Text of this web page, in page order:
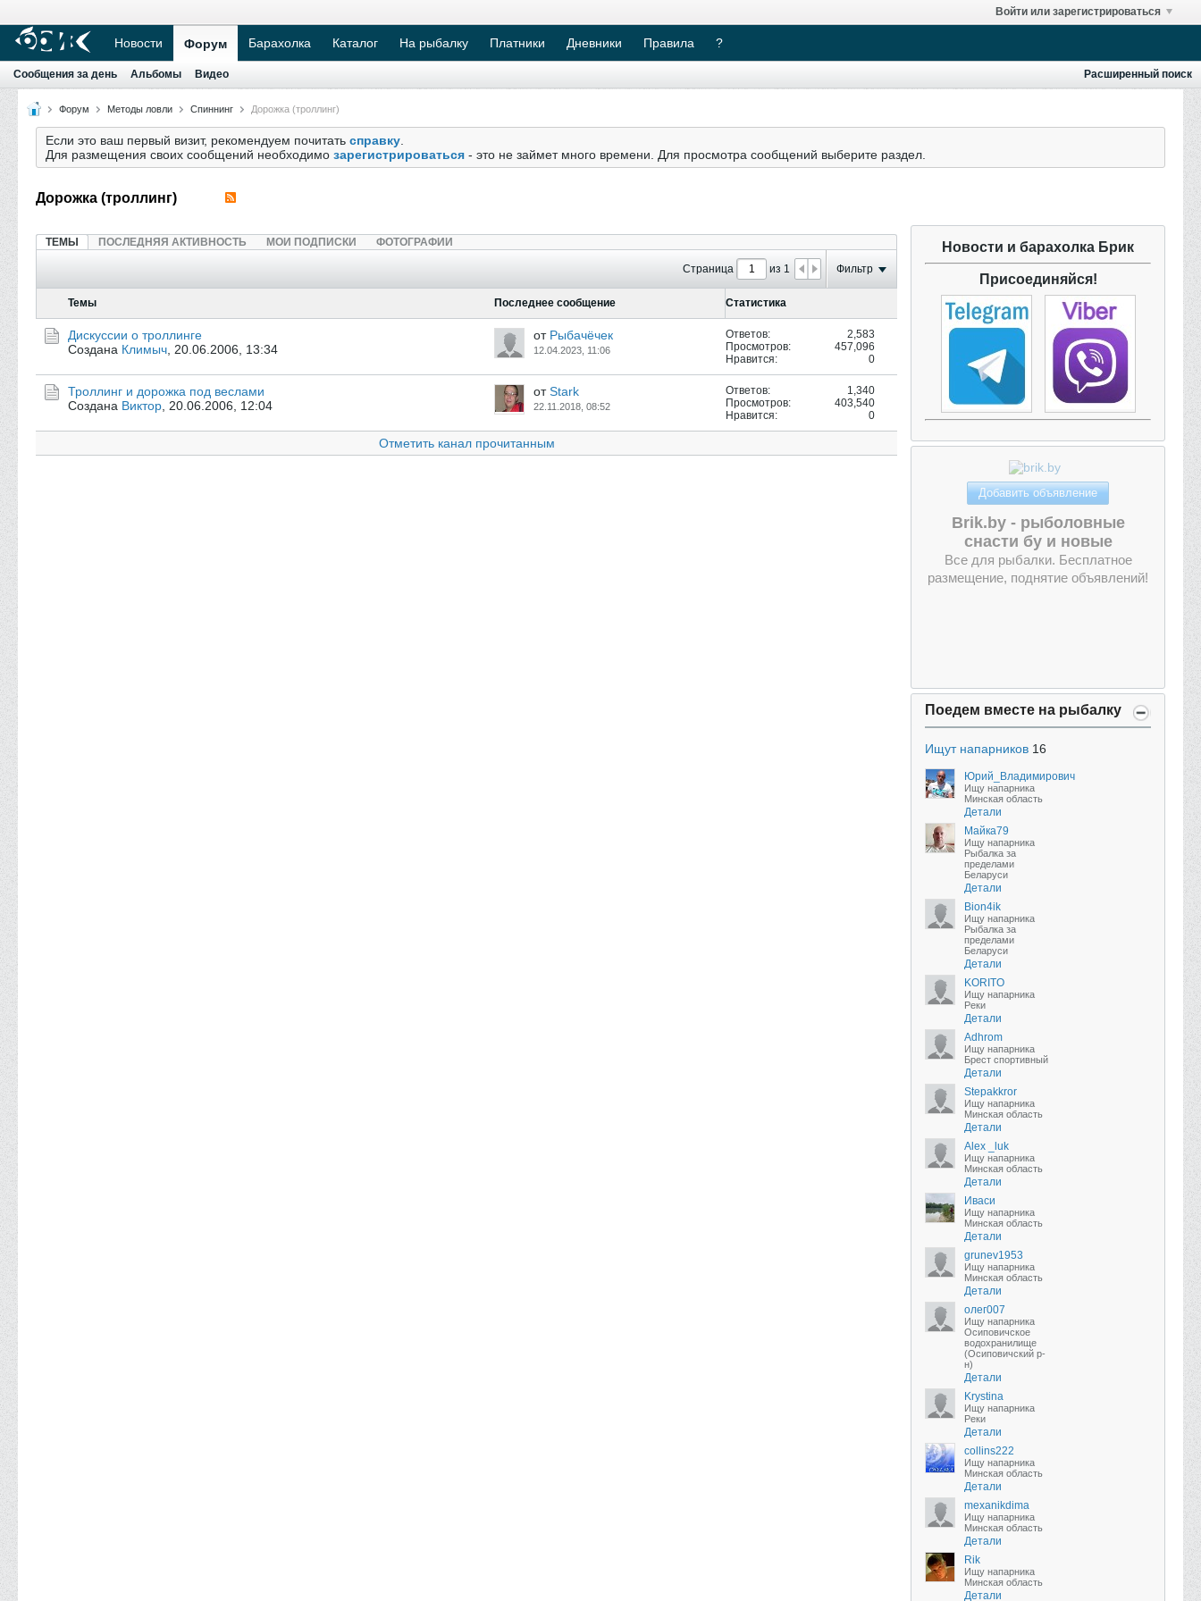
Войти или зарегистрироваться
Новости Форум Барахолка Каталог На рыбалку Платники Дневники Правила ?
Сообщения за день Альбомы Видео Расширенный поиск
Форум Методы ловли Спиннинг Дорожка (троллинг)
Если это ваш первый визит, рекомендуем почитать справку
Для размещения своих сообщений необходимо зарегистрироваться - это не займет много времени. Для просмотра сообщений выберите раздел.
Дорожка (троллинг)
ТЕМЫ ПОСЛЕДНЯЯ АКТИВНОСТЬ МОИ ПОДПИСКИ ФОТОГРАФИИ
Страница из 1 Фильтр
Темы Последнее сообщение Статистика
Дискуссии о троллинге
Создана Климыч 20.06.2006, 13:34
от Рыбачёчек
12.04.2023, 11:06
Ответов:
2,583
Просмотров:
457,096
Нравится:
0
Троллинг и дорожка под веслами
Создана Виктор 20.06.2006, 12:04
отStark
22.11.2018, 08:52
Ответов:
1,340
Просмотров:
403,540
Нравится:
0
Отметить канал прочитанным
Новости и барахолка Брик
Присоединяйся!
Добавить объявление
Brik.by - рыболовные
снасти бу и новые
Все для рыбалки. Бесплатное
размещение, поднятие объявлений!
Поедем вместе на рыбалку
Ищут напарников 16
Юрий_Владимирович
Ищу напарника
Минская область
Детали
Майка79
Ищу напарника
Рыбалка за
пределами
Беларуси
Детали
Bion4ik
Ищу напарника
Рыбалка за
пределами
Беларуси
Детали
KORITO
Ищу напарника
Реки
Детали
Adhrom
Ищу напарника
Брест спортивный
Детали
Stepakkror
Ищу напарника
Минская область
Детали
Alex _luk
Ищу напарника
Минская область
Детали
Иваси
Ищу напарника
Минская область
Детали
grunev1953
Ищу напарника
Минская область
Детали
олег007
Ищу напарника
Осиповичское
водохранилище
(Осиповичский р-
н)
Детали
Krystina
Ищу напарника
Реки
Детали
collins222
Ищу напарника
Минская область
Детали
mexanikdima
Ищу напарника
Минская область
Детали
Rik
Ищу напарника
Минская область
Детали